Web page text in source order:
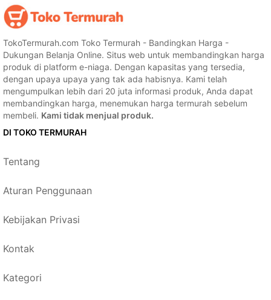
TokoTermurah.com Toko Termurah - Bandingkan Harga -
Dukungan Belanja Online. Situs web untuk membandingkan harga
produk di platform e-niaga. Dengan kapasitas yang tersedia,
dengan upaya upaya yang tak ada habisnya. Kami telah
mengumpulkan lebih dari 20 juta informasi produk, Anda dapat
membandingkan harga, menemukan harga termurah sebelum
membeli. Kami tidak menjual produk.
DI TOKO TERMURAH
Tentang
Aturan Penggunaan
Kebijakan Privasi
Kontak
Kategori